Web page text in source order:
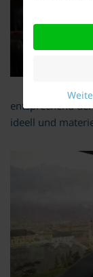
entsprechend
ideell und